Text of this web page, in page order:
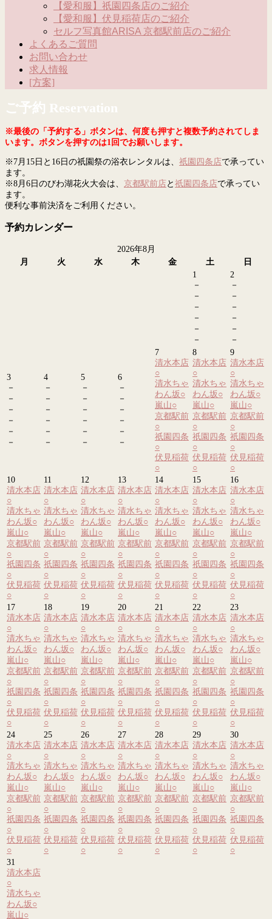
【愛和服】祇園四条店のご紹介
【愛和服】伏見稲荷店のご紹介
セルフ写真館ARISA 京都駅前店のご紹介
よくあるご質問
お問い合わせ
求人情報
[方案]
ご予約 Reservation
※最後の「予約する」ボタンは、何度も押すと複数予約されてしま
います。ボタンを押すのは1回でお願いします。
※7月15日と16日の祇園祭の浴衣レンタルは、 祇園四条店で承ってい
ます。
※8月6日のびわ湖花火大会は、 京都駅前店 と 祇園四条店で承ってい
ます。
便利な事前決済をご利用ください。
予約カレンダー
2026年8月
月
火 水 木 金 土
日
1
－
－
－
－
－
－
2
－
－
－
－
－
－
3
－
－
－
－
－
－
4
－
－
－
－
－
－
5
－
－
－
－
－
－
6
－
－
－
－
－
－
7
清水本店
○
清水ちゃ
わん坂○
嵐山○
京都駅前
○
祇園四条
○
伏見稲荷
○
8
清水本店
○
清水ちゃ
わん坂○
嵐山○
京都駅前
○
祇園四条
○
伏見稲荷
○
9
清水本店
○
清水ちゃ
わん坂○
嵐山○
京都駅前
○
祇園四条
○
伏見稲荷
○
10
清水本店
○
清水ちゃ
わん坂○
嵐山○
京都駅前
○
祇園四条
○
伏見稲荷
○
11
清水本店
○
清水ちゃ
わん坂○
嵐山○
京都駅前
○
祇園四条
○
伏見稲荷
○
12
清水本店
○
清水ちゃ
わん坂○
嵐山○
京都駅前
○
祇園四条
○
伏見稲荷
○
13
清水本店
○
清水ちゃ
わん坂○
嵐山○
京都駅前
○
祇園四条
○
伏見稲荷
○
14
清水本店
○
清水ちゃ
わん坂○
嵐山○
京都駅前
○
祇園四条
○
伏見稲荷
○
15
清水本店
○
清水ちゃ
わん坂○
嵐山○
京都駅前
○
祇園四条
○
伏見稲荷
○
16
清水本店
○
清水ちゃ
わん坂○
嵐山○
京都駅前
○
祇園四条
○
伏見稲荷
○
17
清水本店
○
清水ちゃ
わん坂○
嵐山○
京都駅前
○
祇園四条
○
伏見稲荷
○
18
清水本店
○
清水ちゃ
わん坂○
嵐山○
京都駅前
○
祇園四条
○
伏見稲荷
○
19
清水本店
○
清水ちゃ
わん坂○
嵐山○
京都駅前
○
祇園四条
○
伏見稲荷
○
20
清水本店
○
清水ちゃ
わん坂○
嵐山○
京都駅前
○
祇園四条
○
伏見稲荷
○
21
清水本店
○
清水ちゃ
わん坂○
嵐山○
京都駅前
○
祇園四条
○
伏見稲荷
○
22
清水本店
○
清水ちゃ
わん坂○
嵐山○
京都駅前
○
祇園四条
○
伏見稲荷
○
23
清水本店
○
清水ちゃ
わん坂○
嵐山○
京都駅前
○
祇園四条
○
伏見稲荷
○
24
清水本店
○
清水ちゃ
わん坂○
嵐山○
京都駅前
○
祇園四条
○
伏見稲荷
○
25
清水本店
○
清水ちゃ
わん坂○
嵐山○
京都駅前
○
祇園四条
○
伏見稲荷
○
26
清水本店
○
清水ちゃ
わん坂○
嵐山○
京都駅前
○
祇園四条
○
伏見稲荷
○
27
清水本店
○
清水ちゃ
わん坂○
嵐山○
京都駅前
○
祇園四条
○
伏見稲荷
○
28
清水本店
○
清水ちゃ
わん坂○
嵐山○
京都駅前
○
祇園四条
○
伏見稲荷
○
29
清水本店
○
清水ちゃ
わん坂○
嵐山○
京都駅前
○
祇園四条
○
伏見稲荷
○
30
清水本店
○
清水ちゃ
わん坂○
嵐山○
京都駅前
○
祇園四条
○
伏見稲荷
○
31
清水本店
○
清水ちゃ
わん坂○
嵐山○